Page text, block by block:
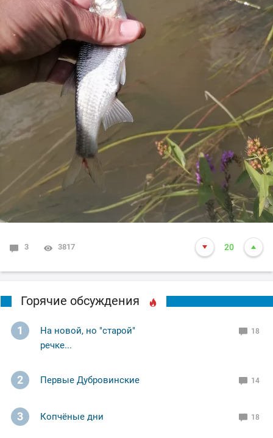
3 3817 20
Горячие обсуждения
1
На новой, но "старой"
речке...
18
2 Первые Дубровинские 14
3 Копчёные дни 18